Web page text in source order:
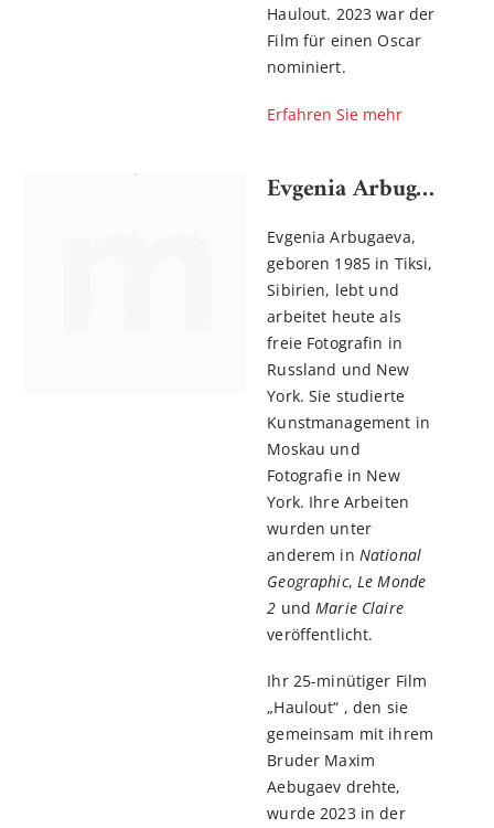
Haulout. 2023 war der
Film für einen Oscar
nominiert.
Erfahren Sie mehr
Evgenia Arbugaeva
Evgenia Arbugaeva,
geboren 1985 in Tiksi,
Sibirien, lebt und
arbeitet heute als
freie Fotografin in
Russland und New
York. Sie studierte
Kunstmanagement in
Moskau und
Fotografie in New
York. Ihre Arbeiten
wurden unter
anderem in National
Geographic, Le Monde
2 undMarie Claire
veröffentlicht.
Ihr 25-minütiger Film
„Haulout“ , den sie
gemeinsam mit ihrem
Bruder Maxim
Aebugaev drehte,
wurde 2023 in der